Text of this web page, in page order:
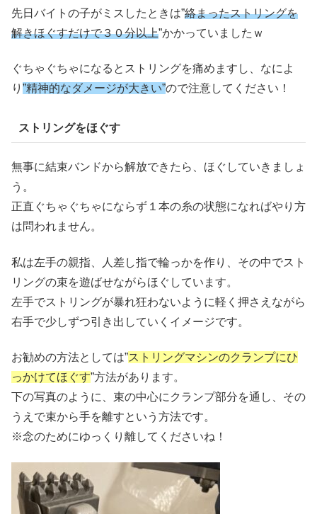
先日バイトの子がミスしたときは”絡まったストリングを
解きほぐすだけで３０分以上”かかっていましたｗ
ぐちゃぐちゃになるとストリングを痛めますし、なによ
り ”精神的なダメージが大きい”ので注意してください！
ストリングをほぐす
無事に結束バンドから解放できたら、ほぐしていきましょ
う。
正直ぐちゃぐちゃにならず１本の糸の状態になればやり方
は問われません。
私は左手の親指、人差し指で輪っかを作り、その中でスト
リングの束を遊ばせながらほぐしています。
左手でストリングが暴れ狂わないように軽く押さえながら
右手で少しずつ引き出していくイメージです。
お勧めの方法としては”ストリングマシンのクランプにひ
っかけてほぐす”方法があります。
下の写真のように、束の中心にクランプ部分を通し、その
うえで束から手を離すという方法です。
※念のためにゆっくり離してくださいね！